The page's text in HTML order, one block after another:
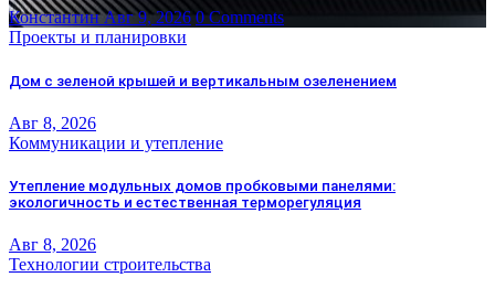
КонстантинАвг 9, 2026 0 Comments
Проекты и планировки
Дом с зеленой крышей и вертикальным озеленением
Авг 8, 2026
Коммуникации и утепление
Утепление модульных домов пробковыми панелями:
экологичность и естественная терморегуляция
Авг 8, 2026
Технологии строительства